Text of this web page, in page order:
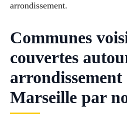
arrondissement.
Communes
couvertes
arrondissement
Marseille par